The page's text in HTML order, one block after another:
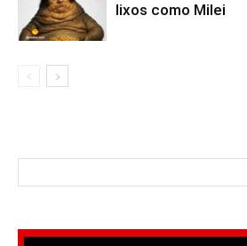
lixos como Milei